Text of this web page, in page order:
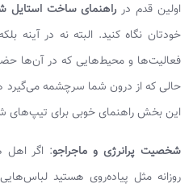
اولین قدم در راهنمای ساخت
خودتان نگاه کنید. البته نه در آینه
فعالیت‌ها و محیط‌هایی که در آن‌ها
حالی که از درون شما سرچشمه می‌گیرد
این بخش راهنمای خوبی برای تیپ‌های
شخصیت پرانرژی و ماجراجو: اگر اهل
روزانه مثل پیاده‌روی هستید